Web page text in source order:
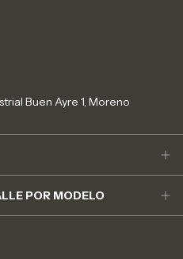
Buen Ayre 1, Moreno
POR MODELO